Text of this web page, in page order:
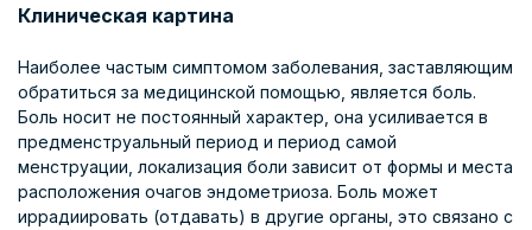
Клиническая картина
Наиболее частым симптомом заболевания, заставляющим
обратиться за медицинской помощью, является боль.
Боль носит не постоянный характер, она усиливается в
предменструальный период и период самой
менструации, локализация боли зависит от формы и места
расположения очагов эндометриоза. Боль может
иррадиировать (отдавать) в другие органы, это связано с